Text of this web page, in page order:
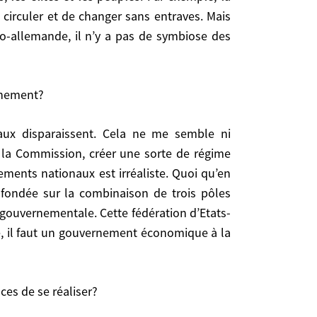
et de changer sans entraves. Mais
allemande, il n’y a pas de symbiose des
Commission, créer une sorte de régime
nationaux est irréaliste. Quoi qu’en
sur la combinaison de trois pôles
Cette fédération d’Etats-
il faut un gouvernement économique à la
de se réaliser?
des peuples?
de symbiose des sociétés. Il faut tenir compte
sorte de régime d’assemblée en confiant le
Quoi qu’en pensent les souverainistes et les
d’éléments fédéralistes comme